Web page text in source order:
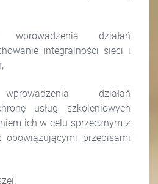
działań
integralności sieci i
działań
usług szkoleniowych
ich w celu sprzecznym z
przepisami